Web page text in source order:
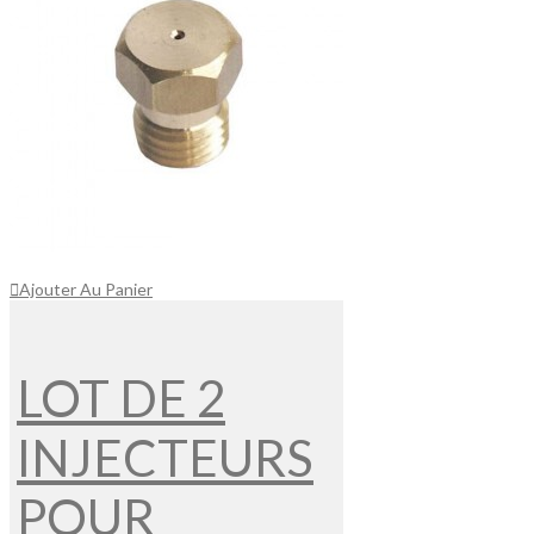
Ajouter Au Panier
LOT DE 2
INJECTEURS
POUR